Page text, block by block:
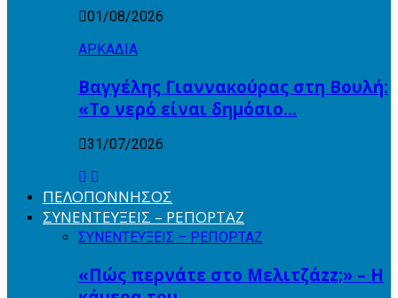
01/08/2026
ΑΡΚΑΔΙΑ
Βαγγέλης Γιαννακούρας στη Βουλή:
«Το νερό είναι δημόσιο…
31/07/2026
ΠΕΛΟΠΟΝΝΗΣΟΣ
ΣΥΝΕΝΤΕΥΞΕΙΣ – ΡΕΠΟΡΤΑΖ
ΣΥΝΕΝΤΕΥΞΕΙΣ – ΡΕΠΟΡΤΑΖ
«Πώς περνάτε στο Μελιτζάzz;» – Η